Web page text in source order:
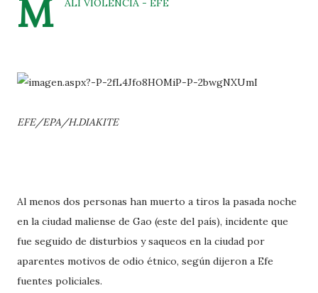
M ALI VIOLENCIA - EFE
EFE/EPA/H.DIAKITE
Al menos dos personas han muerto a tiros la pasada noche
en la ciudad maliense de Gao (este del país), incidente que
fue seguido de disturbios y saqueos en la ciudad por
aparentes motivos de odio étnico, según dijeron a Efe
fuentes policiales.